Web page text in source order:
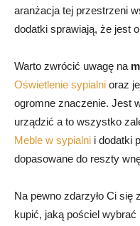
aranżacja tej przestrzeni
dodatki sprawiają, że jest
Warto zwrócić uwagę na
Oświetlenie sypialni oraz
ogromne znaczenie. Jest
urządzić a to wszystko
Meble w sypialni i dodatki
dopasowane do reszty
Na pewno zdarzyło Ci się
kupić, jaką pościel